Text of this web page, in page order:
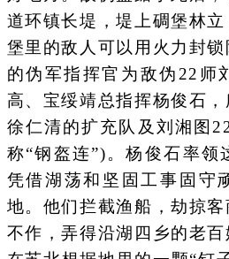
道环镇长堤，堤上碉堡林
堡里的敌人可以用火力封
的伪军指挥官为敌伪22师
高、宝绥靖总指挥杨俊石
徐仁清的扩充队及刘湘图
称“钢盔连”)。杨俊石率领
凭借湖荡和坚固工事固守
地。他们拦截渔船，劫掠
不作，弄得沿湖四乡的老